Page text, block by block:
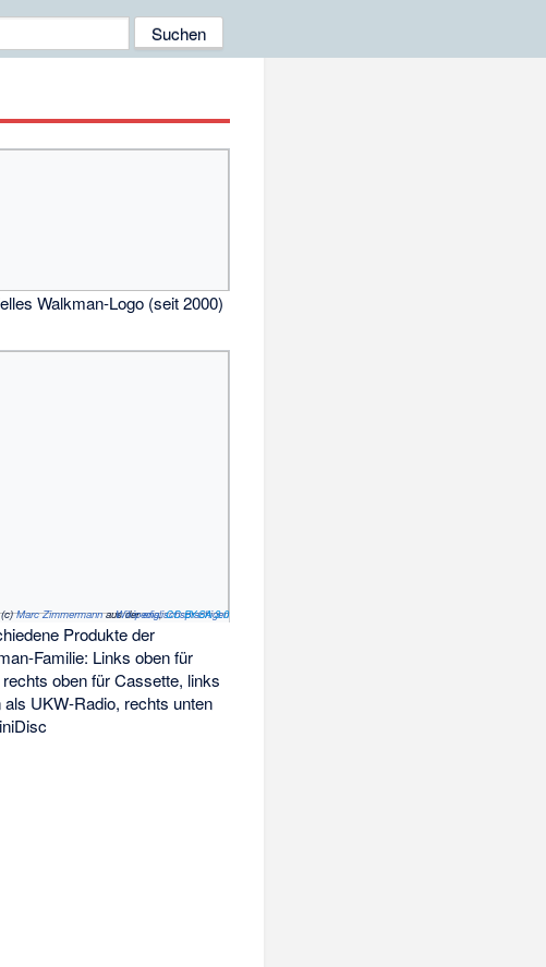
Walkman-Logo (seit 2000)
(c)Marc Zimmermannaus der
englischsprachigen Wikipedia,CC BY-SA 3.0
Produkte der
Familie: Links oben für
oben für Cassette, links
als UKW-Radio, rechts unten